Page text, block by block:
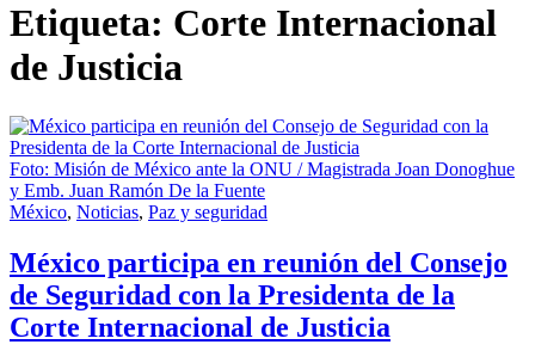
Etiqueta: Corte Internacional
de Justicia
Foto: Misión de México ante la ONU / Magistrada Joan Donoghue
y Emb. Juan Ramón De la Fuente
México, Noticias, Paz y seguridad
México participa en reunión del Consejo
de Seguridad con la Presidenta de la
Corte Internacional de Justicia